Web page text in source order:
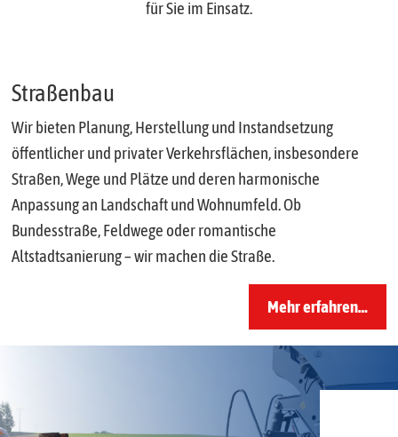
für Sie im Einsatz.
Straßenbau
Wir bieten Planung, Herstellung und Instandsetzung
öffentlicher und privater Verkehrsflächen, insbesondere
Straßen, Wege und Plätze und deren harmonische
Anpassung an Landschaft und Wohnumfeld. Ob
Bundesstraße, Feldwege oder romantische
Altstadtsanierung – wir machen die Straße.
Mehr erfahren…